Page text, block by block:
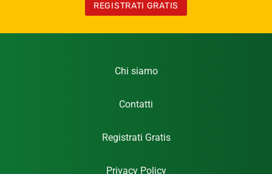
REGISTRATI GRATIS
Chi siamo
Contatti
Registrati Gratis
Privacy Policy